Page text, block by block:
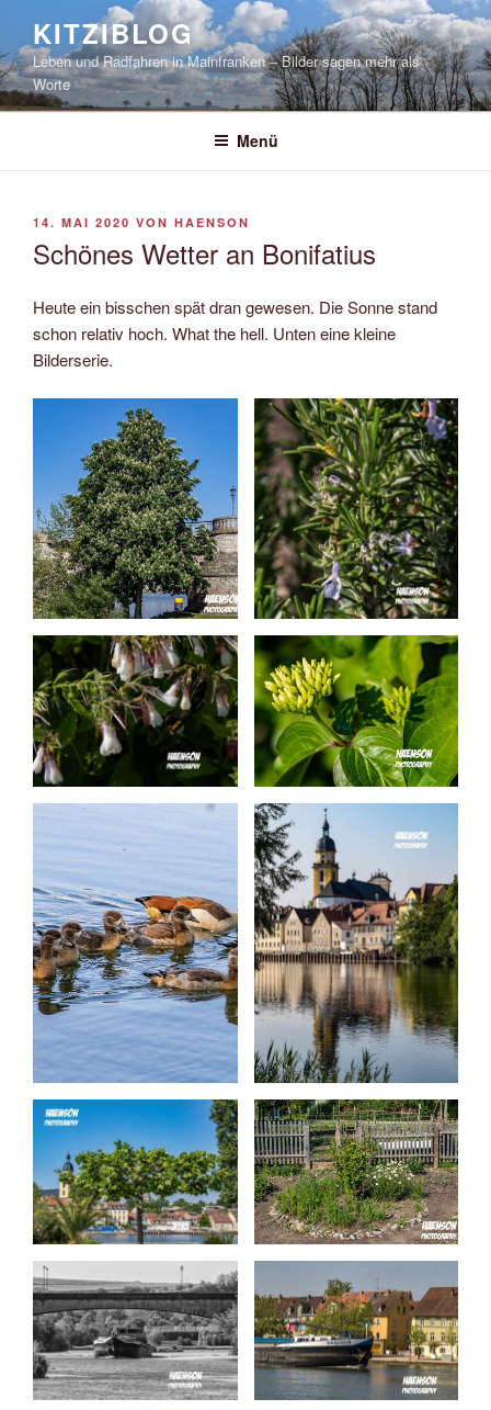
springen
KITZIBLOG
Leben und Radfahren in Mainfranken – Bilder sagen mehr als
Worte
Menü
VERÖFFENTLICHT
14. MAI 2020 VON HAENSON
Schönes Wetter an Bonifatius
Heute ein bisschen spät dran gewesen. Die Sonne stand
schon relativ hoch. What the hell. Unten eine kleine
Bilderserie.